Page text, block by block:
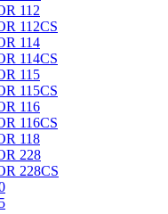
112
112CS
114
114CS
115
115CS
116
116CS
118
228
228CS